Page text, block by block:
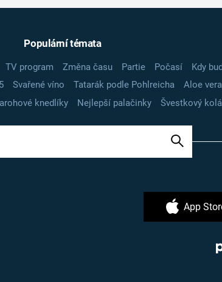
Populární témata
TV program Změna času Partie Počasí Kdy
Svařené víno Tatarák podle Pohlreicha Aloe vera
knedlíky Nejlepší palačinky Švestkový
App